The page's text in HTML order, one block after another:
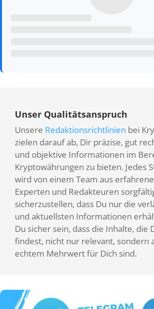
Unser Qualitätsanspruch
Unsere Redaktionsrichtlinien bei
zielen darauf ab, Dir präzise, gut
und objektive Informationen im
Kryptowährungen zu bieten. Jedes
wird von einem Team aus
Experten und Redakteuren
sicherzustellen, dass Du nur die
und aktuellsten Informationen
Du sicher sein, dass die Inhalte, die
findest, nicht nur relevant, sondern
echtem Mehrwert für Dich sind.